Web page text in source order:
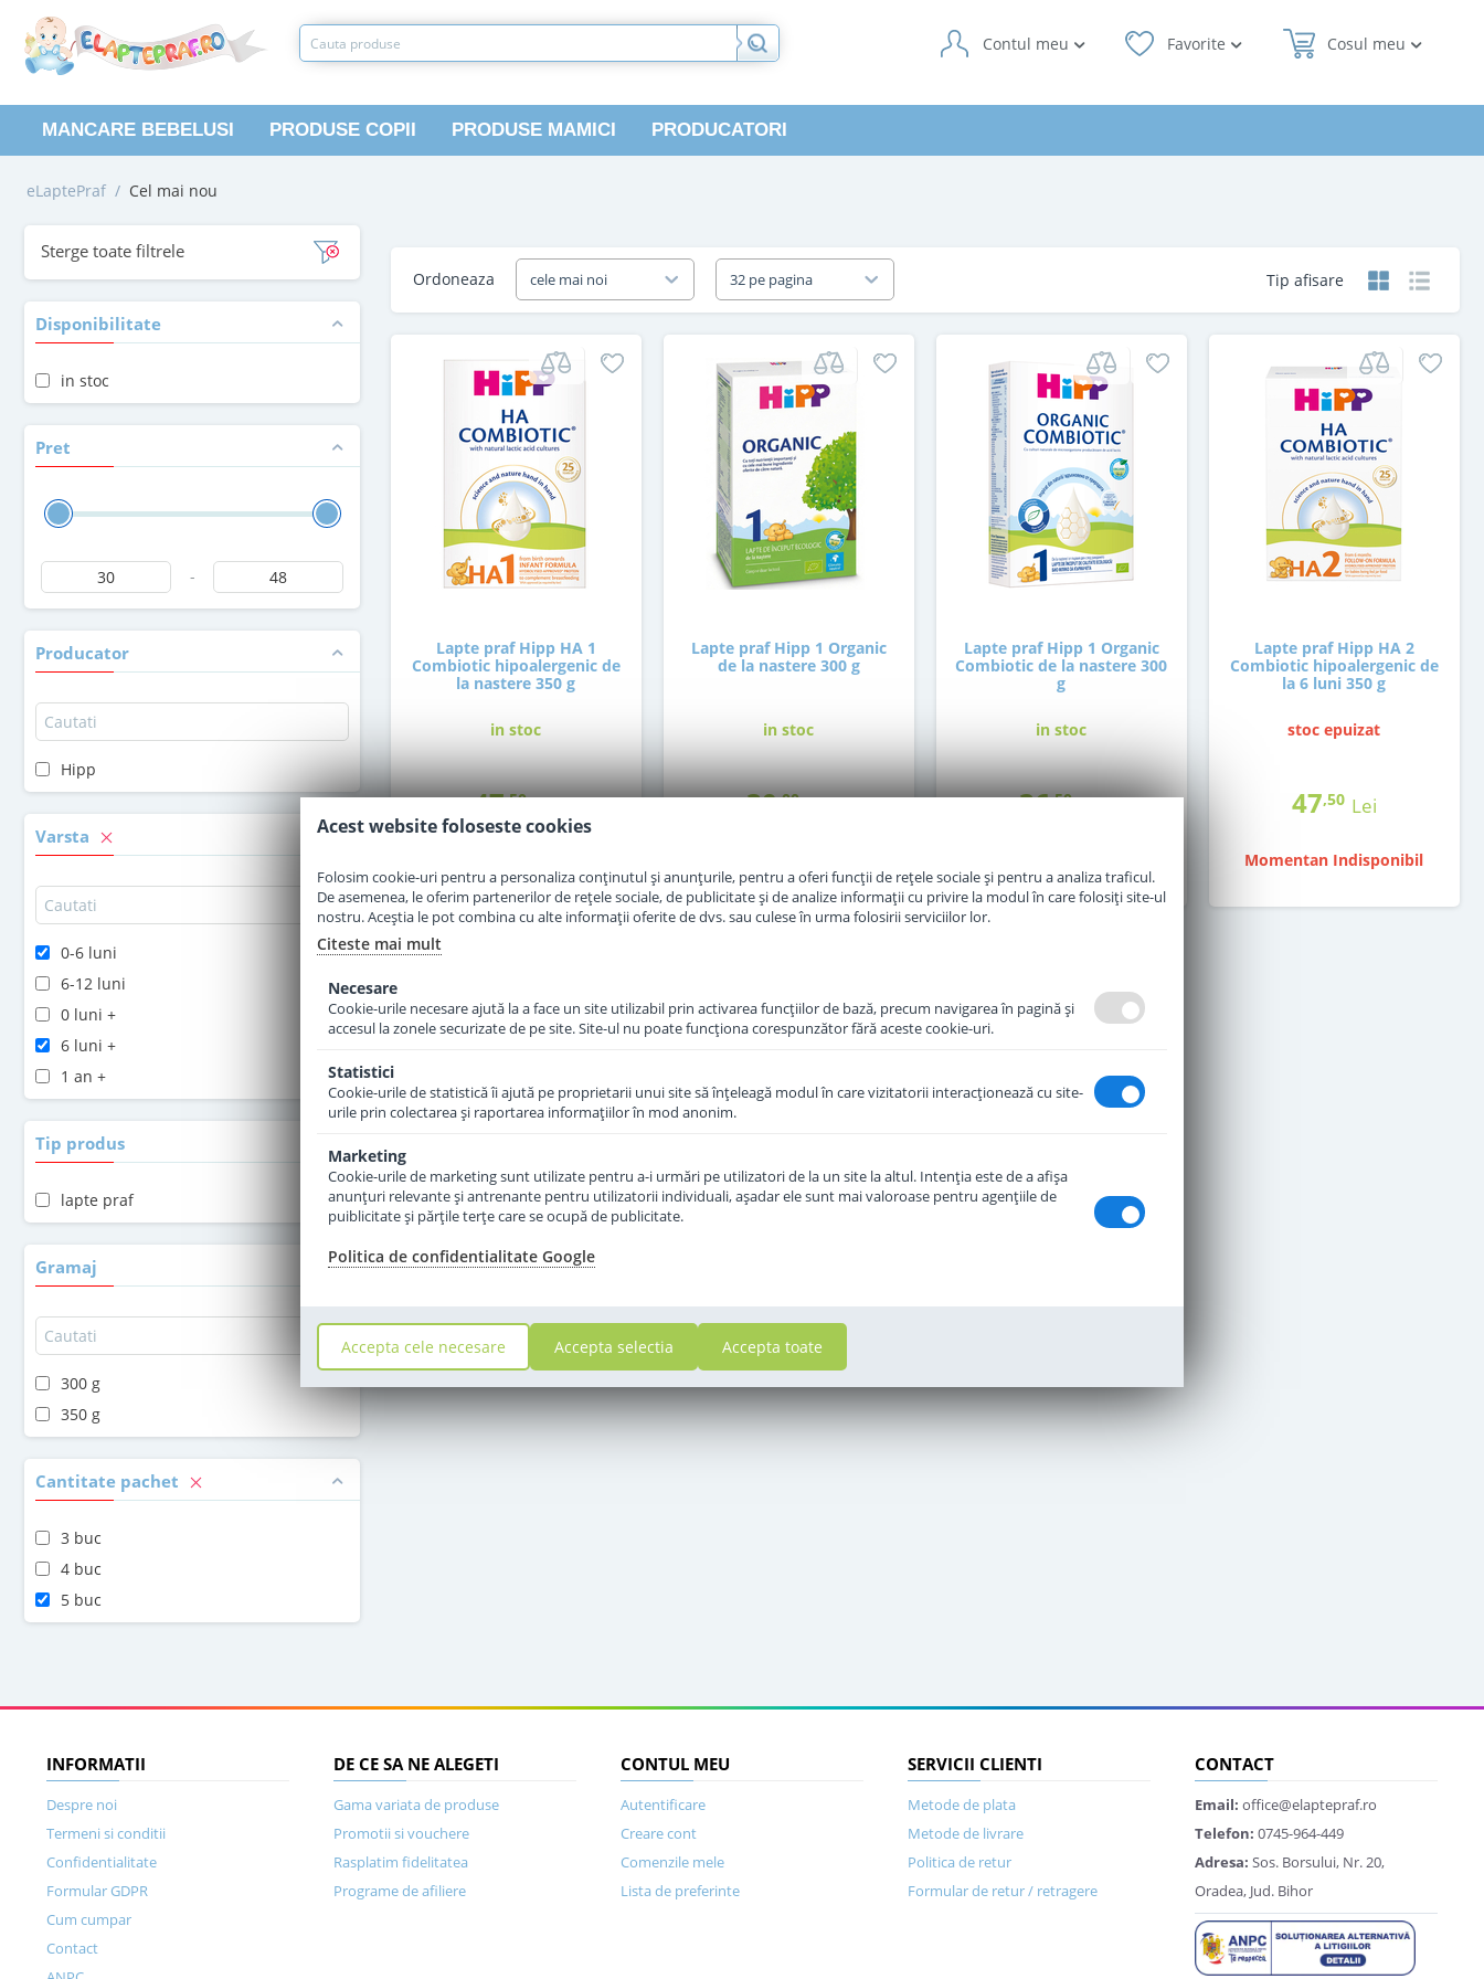
Cosul meu
Favorite
Contul meu
MANCARE BEBELUSI PRODUSE COPII PRODUSE MAMICI PRODUCATORI
eLaptePraf / Cel mai nou
Sterge toate filtrele
Disponibilitate
in stoc
Pret
-
Producator
Hipp
Varsta
0-6 luni
6-12 luni
0 luni +
6 luni +
1 an +
Tip produs
lapte praf
Gramaj
300 g
350 g
Cantitate pachet
3 buc
4 buc
5 buc
Tip afisare
Ordoneaza cele mai noi 32 pe pagina
Lapte praf Hipp HA 1
Combiotic hipoalergenic de
la nastere 350 g
in stoc
47,50 Lei
Lapte praf Hipp 1 Organic
de la nastere 300 g
in stoc
30,00 Lei
Lapte praf Hipp 1 Organic
Combiotic de la nastere 300
g
in stoc
36,50 Lei
Lapte praf Hipp HA 2
Combiotic hipoalergenic de
la 6 luni 350 g
stoc epuizat
47,50 Lei
Momentan Indisponibil
INFORMATII
Despre noi
Termeni si conditii
Confidentialitate
Formular GDPR
Cum cumpar
Contact
DE CE SA NE ALEGETI
Gama variata de produse
Promotii si vouchere
Rasplatim fidelitatea
Programe de afiliere
CONTUL MEU
Autentificare
Creare cont
Comenzile mele
Lista de preferinte
SERVICII CLIENTI
Metode de plata
Metode de livrare
Politica de retur
Formular de retur / retragere
CONTACT
Email: office@elaptepraf.ro
Telefon: 0745-964-449
Adresa: Sos. Borsului, Nr. 20,
Oradea, Jud. Bihor
Acest website foloseste cookies
Folosim cookie-uri pentru a personaliza conținutul și anunțurile, pentru a oferi funcții de rețele sociale și pentru a analiza traficul.
De asemenea, le oferim partenerilor de rețele sociale, de publicitate și de analize informații cu privire la modul în care folosiți site-ul
nostru. Aceștia le pot combina cu alte informații oferite de dvs. sau culese în urma folosirii serviciilor lor.
Citeste mai mult
Necesare
Cookie-urile necesare ajută la a face un site utilizabil prin activarea funcţiilor de bază, precum navigarea în pagină şi
accesul la zonele securizate de pe site. Site-ul nu poate funcţiona corespunzător fără aceste cookie-uri.
Statistici
Cookie-urile de statistică îi ajută pe proprietarii unui site să înţeleagă modul în care vizitatorii interacţionează cu site-
urile prin colectarea şi raportarea informaţiilor în mod anonim.
Marketing
Cookie-urile de marketing sunt utilizate pentru a-i urmări pe utilizatori de la un site la altul. Intenţia este de a afişa
anunţuri relevante şi antrenante pentru utilizatorii individuali, aşadar ele sunt mai valoroase pentru agenţiile de
puiblicitate şi părţile terţe care se ocupă de publicitate.
Politica de confidentialitate Google
Accepta cele necesare Accepta selectia Accepta toate